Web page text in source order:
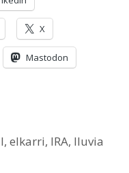
X
Mastodon
,elkarri, IRA, lluvia